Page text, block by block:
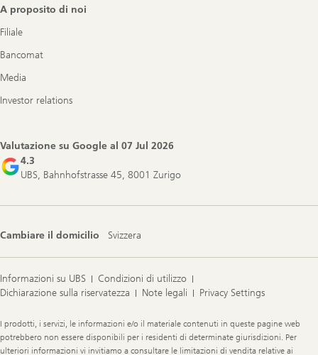
A proposito di noi
Filiale
Bancomat
Media
Investor relations
Valutazione su Google al 07 Jul 2026
4.3
UBS, Bahnhofstrasse 45, 8001 Zurigo
Cambiare il domicilio Svizzera
Informazioni su UBS
Condizioni di utilizzo
Dichiarazione sulla riservatezza
Note legali Privacy Settings
Legal
Information
I prodotti, i servizi, le informazioni e/o il materiale contenuti in queste pagine web
potrebbero non essere disponibili per i residenti di determinate giurisdizioni. Per
ulteriori informazioni vi invitiamo a consultare le limitazioni di vendita relative ai